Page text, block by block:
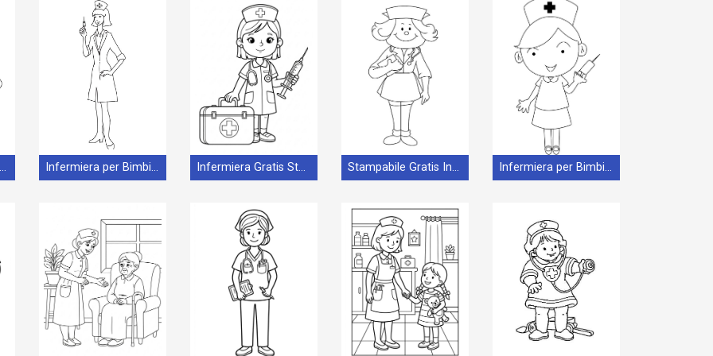
Stampabile Infermiera Omaggio Infermiera per Bimbi di 2 Anni Infermiera Gratis Stampabile Stampabile Gratis Infermiera Infermiera per Bimbi di 1 Anno